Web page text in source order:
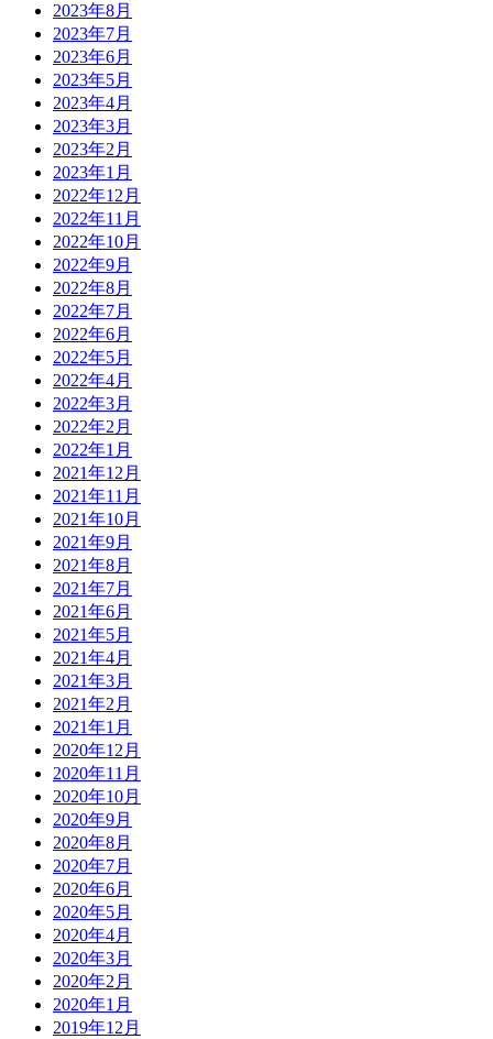
2023年8月
2023年7月
2023年6月
2023年5月
2023年4月
2023年3月
2023年2月
2023年1月
2022年12月
2022年11月
2022年10月
2022年9月
2022年8月
2022年7月
2022年6月
2022年5月
2022年4月
2022年3月
2022年2月
2022年1月
2021年12月
2021年11月
2021年10月
2021年9月
2021年8月
2021年7月
2021年6月
2021年5月
2021年4月
2021年3月
2021年2月
2021年1月
2020年12月
2020年11月
2020年10月
2020年9月
2020年8月
2020年7月
2020年6月
2020年5月
2020年4月
2020年3月
2020年2月
2020年1月
2019年12月